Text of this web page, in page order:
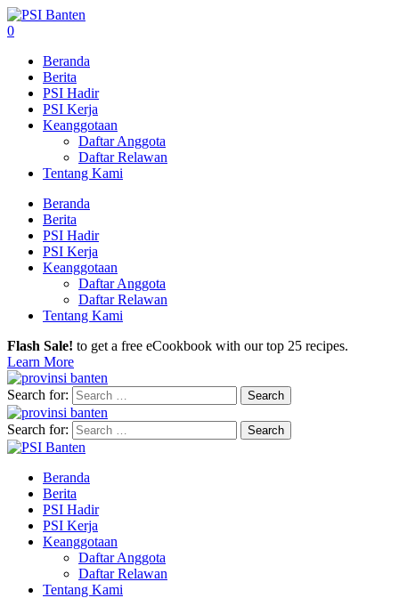
0
Beranda
Berita
PSI Hadir
PSI Kerja
Keanggotaan
Daftar Anggota
Daftar Relawan
Tentang Kami
Beranda
Berita
PSI Hadir
PSI Kerja
Keanggotaan
Daftar Anggota
Daftar Relawan
Tentang Kami
Flash Sale! to get a free eCookbook with our top 25 recipes.
Learn More
Search for:
Search for:
Beranda
Berita
PSI Hadir
PSI Kerja
Keanggotaan
Daftar Anggota
Daftar Relawan
Tentang Kami